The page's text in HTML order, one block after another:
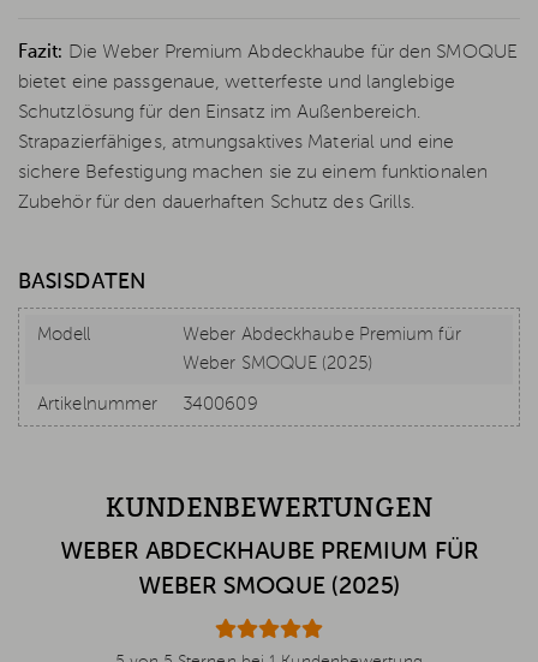
Fazit: Die Weber Premium Abdeckhaube für den SMOQUE
bietet eine passgenaue, wetterfeste und langlebige
Schutzlösung für den Einsatz im Außenbereich.
Strapazierfähiges, atmungsaktives Material und eine
sichere Befestigung machen sie zu einem funktionalen
Zubehör für den dauerhaften Schutz des Grills.
BASISDATEN
Modell
Weber Abdeckhaube Premium für
Weber SMOQUE (2025)
Artikelnummer 3400609
KUNDENBEWERTUNGEN
WEBER ABDECKHAUBE PREMIUM FÜR
WEBER SMOQUE (2025)